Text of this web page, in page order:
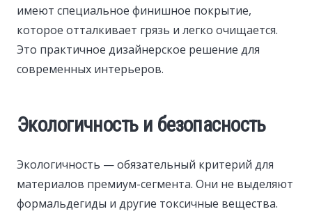
имеют специальное финишное покрытие,
которое отталкивает грязь и легко очищается.
Это практичное дизайнерское решение для
современных интерьеров.
Экологичность и безопасность
Экологичность — обязательный критерий для
материалов премиум-сегмента. Они не выделяют
формальдегиды и другие токсичные вещества.